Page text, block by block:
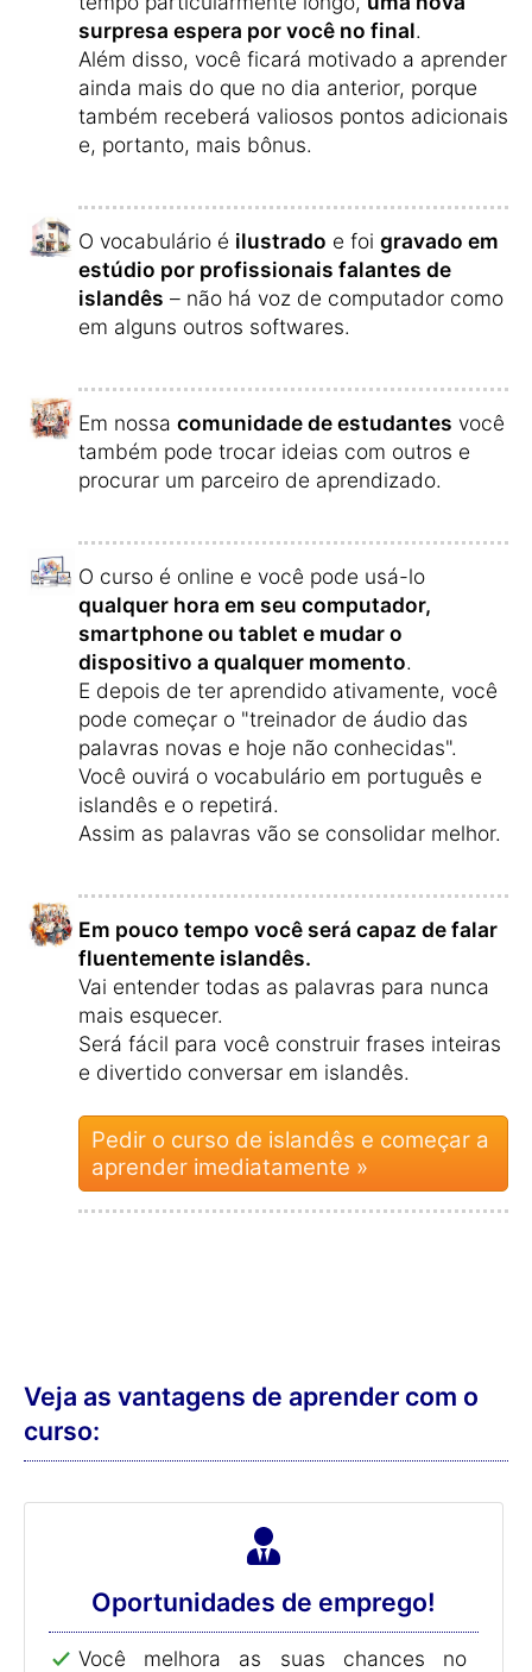
surpresa espera por você no final.
Além disso, você ficará motivado a aprender
ainda mais do que no dia anterior, porque
também receberá valiosos pontos adicionais
e, portanto, mais bônus.
O vocabulário é ilustrado e foi gravado em
estúdio por profissionais falantes de
islandês – não há voz de computador como
em alguns outros softwares.
Em nossa comunidade de estudantes você
também pode trocar ideias com outros e
procurar um parceiro de aprendizado.
O curso é online e você pode usá-lo
qualquer hora em seu computador,
smartphone ou tablet e mudar o
dispositivo a qualquer momento.
E depois de ter aprendido ativamente, você
pode começar o "treinador de áudio das
palavras novas e hoje não conhecidas".
Você ouvirá o vocabulário em português e
islandês e o repetirá.
Assim as palavras vão se consolidar melhor.
Em pouco tempo você será capaz de falar
fluentemente islandês.
Vai entender todas as palavras para nunca
mais esquecer.
Será fácil para você construir frases inteiras
e divertido conversar em islandês.
Pedir o curso de islandês e começar a
aprender imediatamente »
Veja as vantagens de aprender com o
curso:
Oportunidades de emprego!
Você melhora as suas chances no